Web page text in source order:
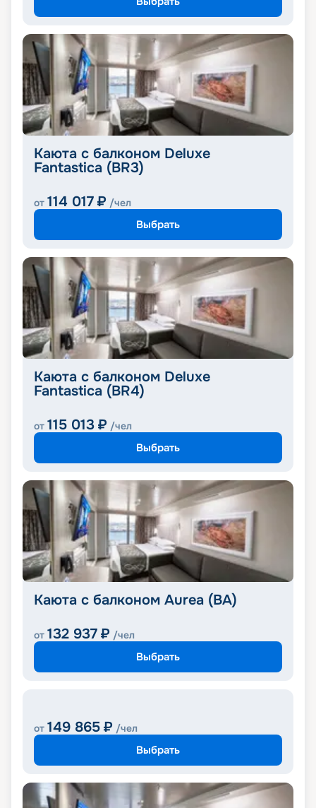
Каюта с балконом Deluxe
Fantastica (BR3)
от 114 017 ₽ /чел
Выбрать
Каюта с балконом Deluxe
Fantastica (BR4)
от 115 013 ₽ /чел
Выбрать
Каюта с балконом Aurea (BA)
от 132 937 ₽ /чел
Выбрать
от 149 865 ₽ /чел
Выбрать